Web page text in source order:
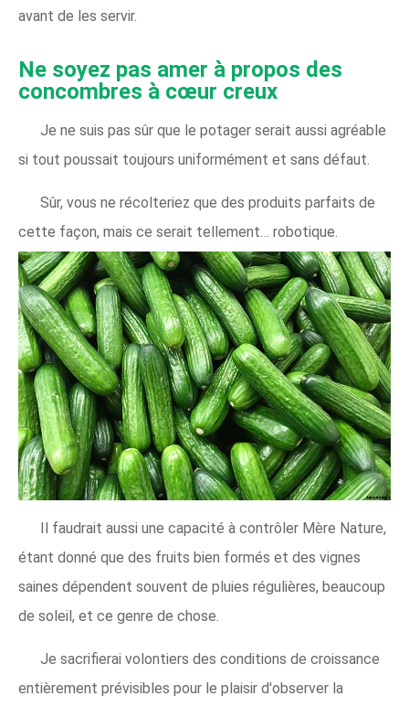
avant de les servir.
Ne soyez pas amer à propos des
concombres à cœur creux
Je ne suis pas sûr que le potager serait aussi agréable
si tout poussait toujours uniformément et sans défaut.
Sûr, vous ne récolteriez que des produits parfaits de
cette façon, mais ce serait tellement… robotique.
Il faudrait aussi une capacité à contrôler Mère Nature,
étant donné que des fruits bien formés et des vignes
saines dépendent souvent de pluies régulières, beaucoup
de soleil, et ce genre de chose.
Je sacrifierai volontiers des conditions de croissance
entièrement prévisibles pour le plaisir d'observer la